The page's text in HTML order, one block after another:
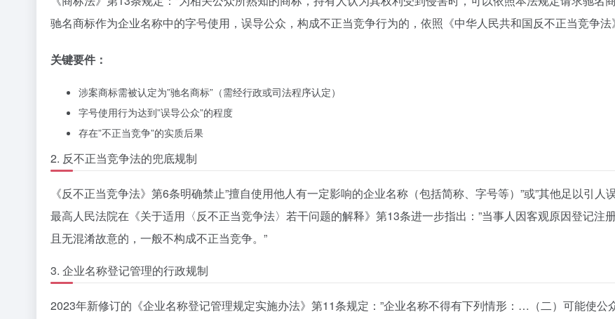
驰名商标作为企业名称中的字号使用，误导公众，构成不正当竞争行为的，依照《中华人民共和国反不正当竞争法
关键要件：
涉案商标需被认定为”驰名商标”（需经行政或司法程序认定）
字号使用行为达到”误导公众”的程度
存在”不正当竞争”的实质后果
2. 反不正当竞争法的兜底规制
《反不正当竞争法》第6条明确禁止”擅自使用他人有一定影响的企业名称（包括简称、字号等）”或”其他足以引人
最高人民法院在《关于适用〈反不正当竞争法〉若干问题的解释》第13条进一步指出：”当事人因客观原因登记
且无混淆故意的，一般不构成不正当竞争。”
3. 企业名称登记管理的行政规制
2023年新修订的《企业名称登记管理规定实施办法》第11条规定：”企业名称不得有下列情形：…（二）可能使公